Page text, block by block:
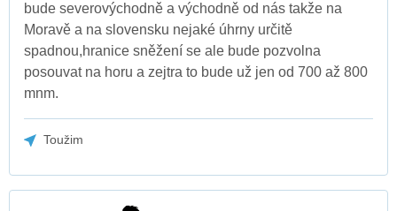
bude severovýchodně a východně od nás takže na
Moravě a na slovensku nejaké úhrny určitě
spadnou,hranice sněžení se ale bude pozvolna
posouvat na horu a zejtra to bude už jen od 700 až 800
mnm.
Toužim